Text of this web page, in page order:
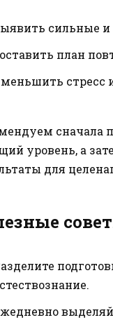
сильные и
план
стресс
сначала
уровень, а
для